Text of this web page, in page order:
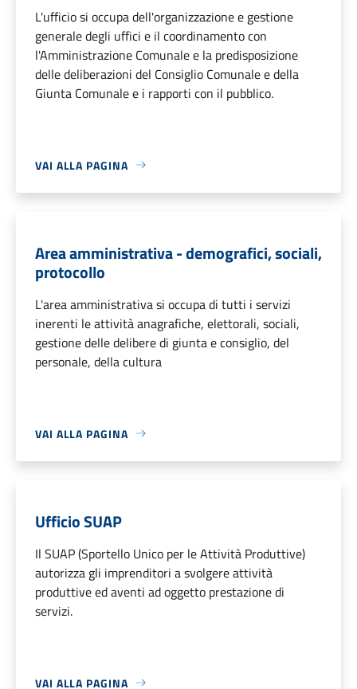
L'ufficio si occupa dell'organizzazione e gestione
generale degli uffici e il coordinamento con
l'Amministrazione Comunale e la predisposizione
delle deliberazioni del Consiglio Comunale e della
Giunta Comunale e i rapporti con il pubblico.
VAI ALLA PAGINA
Area amministrativa - demografici, sociali,
protocollo
L'area amministrativa si occupa di tutti i servizi
inerenti le attività anagrafiche, elettorali, sociali,
gestione delle delibere di giunta e consiglio, del
personale, della cultura
VAI ALLA PAGINA
Ufficio SUAP
Il SUAP (Sportello Unico per le Attività Produttive)
autorizza gli imprenditori a svolgere attività
produttive ed aventi ad oggetto prestazione di
servizi.
VAI ALLA PAGINA